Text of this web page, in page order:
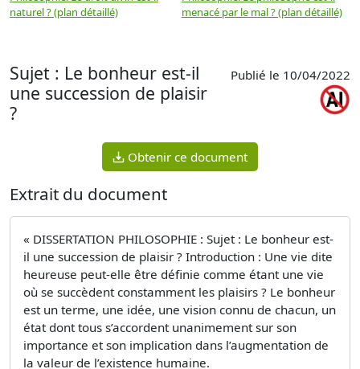
naturel ? (plan détaillé)
menacé par le mal ? (plan détaillé)
Sujet : Le bonheur est-il
une succession de plaisir
?
Publié le 10/04/2022
Obtenir ce document
Extrait du document
« DISSERTATION PHILOSOPHIE : Sujet : Le bonheur est-
il une succession de plaisir ? Introduction : Une vie dite
heureuse peut-elle être définie comme étant une vie
où se succèdent constamment les plaisirs ? Le bonheur
est un terme, une idée, une vision connu de chacun, un
état dont tous s’accordent unanimement sur son
importance et son implication dans l’augmentation de
la valeur de l’existence humaine.